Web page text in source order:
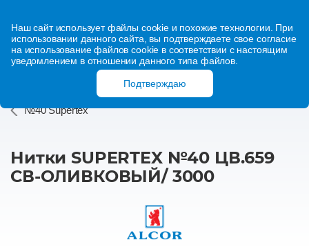
Наш сайт использует файлы cookie и похожие технологии. При
использовании данного сайта, вы подтверждаете свое согласие
на использование файлов cookie в соответствии с настоящим
уведомлением в отношении данного типа файлов.
Подтверждаю
№40 Supertex
Нитки SUPERTEX №40 ЦВ.659
СВ-ОЛИВКОВЫЙ/ 3000